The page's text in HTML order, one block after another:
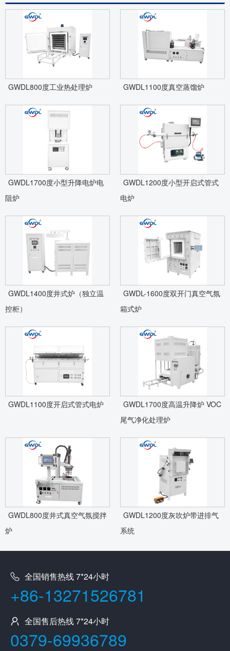
GWDL800度工业热处理炉 GWDL1100度真空蒸馏炉
GWDL1700度小型升降电炉电
阻炉
GWDL1200度小型开启式管式
电炉
GWDL1400度井式炉（独立温
控柜）
GWDL-1600度双开门真空气氛
箱式炉
GWDL1100度开启式管式电炉
GWDL1700度高温升降炉 VOC
尾气净化处理炉
GWDL800度井式真空气氛搅拌
炉
GWDL1200度灰吹炉带进排气
系统
全国销售热线 7*24小时
+86-13271526781
全国售后热线 7*24小时
0379-69936789